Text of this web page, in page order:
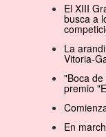
El XIII
busca a
La
Vitoria-
"Boca
premio
En